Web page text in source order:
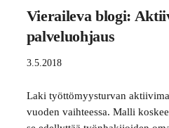
Vieraileva blogi:
palveluohjaus
3.5.2018
Laki työttömyysturvan
vuoden vaihteessa. Malli